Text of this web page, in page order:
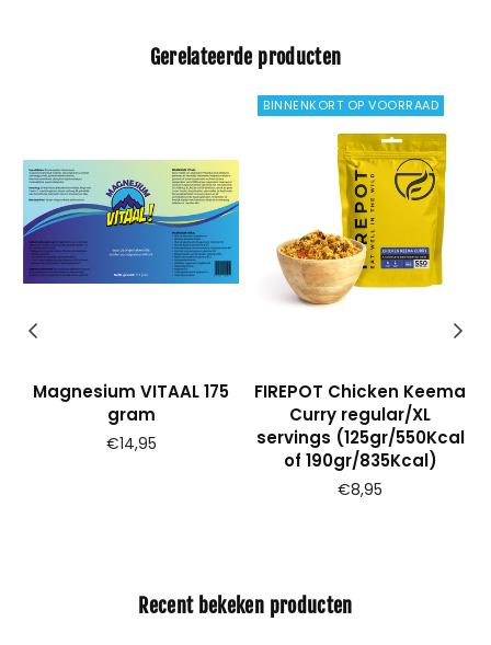
Gerelateerde producten
Magnesium VITAAL 175
gram
Prijs
€14,95
BINNENKORT OP VOORRAAD
FIREPOT Chicken Keema
Curry regular/XL
servings (125gr/550Kcal
of 190gr/835Kcal)
€8,95
Recent bekeken producten